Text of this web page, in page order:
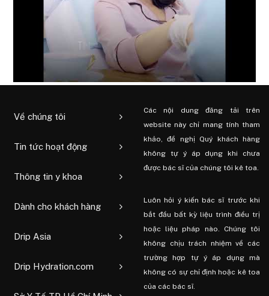
Về chúng tôi
Tin tức hoạt động
Thông tin y khoa
Dành cho khách hàng
Drip Asia
Drip Hydration.com
Các nội dung đăng tải trên
website này chỉ mang tính tham
khảo, đề nghị Quý khách hàng
không tự ý áp dụng khi chưa
được bác sĩ của chúng tôi kê toa.
Luôn hỏi ý kiến ​​bác sĩ trước khi
bắt đầu bất kỳ liệu trình điều trị
hoặc liệu pháp nào. Chúng tôi
không chịu trách nhiệm về các
trường hợp tự ý áp dụng mà
không có sự chỉ định hoặc kê toa
của các bác sĩ.